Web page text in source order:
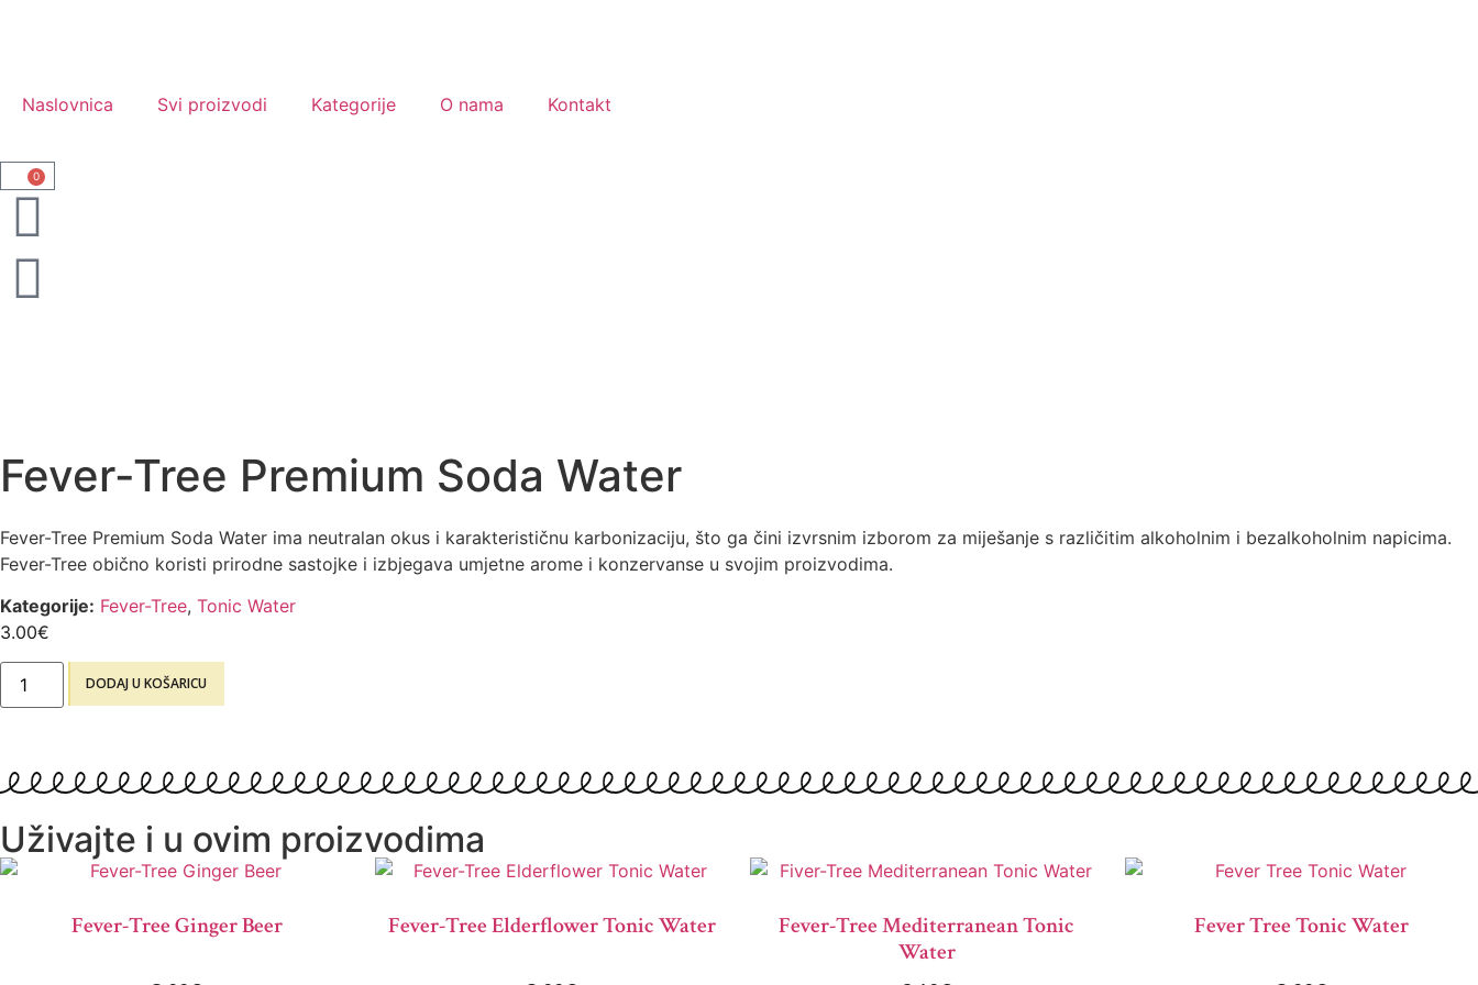
Naslovnica Svi proizvodi Kategorije O nama Kontakt
0
Fever-Tree Premium Soda Water
Fever-Tree Premium Soda Water ima neutralan okus i karakterističnu karbonizaciju, što ga čini izvrsnim izborom za miješanje s različitim alkoholnim i bezalkoholnim napicima.
Fever-Tree obično koristi prirodne sastojke i izbjegava umjetne arome i konzervanse u svojim proizvodima.
Kategorije: Fever-Tree, Tonic Water
3.00€
DODAJ U KOŠARICU
Uživajte i u ovim proizvodima
Fever-Tree Ginger Beer Fever-Tree Elderflower Tonic Water
Fever-Tree Mediterranean Tonic
Water
Fever Tree Tonic Water